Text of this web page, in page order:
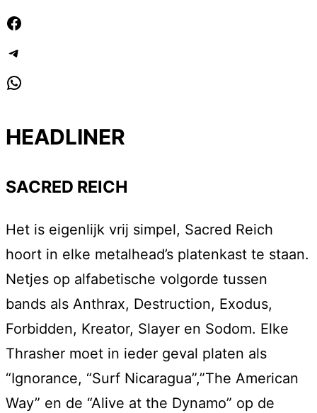
HEADLINER
SACRED REICH
Het is eigenlijk vrij simpel, Sacred Reich
hoort in elke metalhead’s platenkast te staan.
Netjes op alfabetische volgorde tussen
bands als Anthrax, Destruction, Exodus,
Forbidden, Kreator, Slayer en Sodom. Elke
Thrasher moet in ieder geval platen als
“Ignorance, “Surf Nicaragua”,”The American
Way” en de “Alive at the Dynamo” op de